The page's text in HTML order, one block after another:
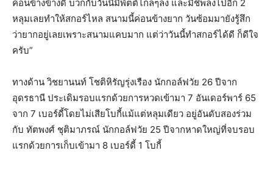
ค่อนข้างข้างดี บวกกับวันนี้มีพัตต์ไกลๆลง และมีชิพลงไปอีก 2
หลุมเลยทำให้สกอร์ไหล สนามนี้ค่อนข้างยาก วันซ้อมมายังรู้สึก
ว่ายากอยู่เลยเพราะสนามแคบมาก แต่ว่าวันนี้ทำสกอร์ได้ดี ก็ดีใจ
ครับ”
ทางด้าน วิชยานนท์ โชติหิรัญรุ่งเรือง นักกอล์ฟวัย 26 ปีจาก
อุดรธานี ประเดิมรอบแรกด้วยการหวดเข้ามา 7 อันเดอร์พาร์ 65
จาก 7 เบอร์ดี้โดยไม่เสียโบกี้แม้แต่หลุมเดียว อยู่อันดับสองร่วม
กับ ทัตพงศ์ ชุติมาภรณ์ นักกอล์ฟวัย 25 ปีจากหาดใหญ่ที่จบรอบ
แรกด้วยการเก็บเข้ามา 8 เบอร์ดี้ 1 โบกี้